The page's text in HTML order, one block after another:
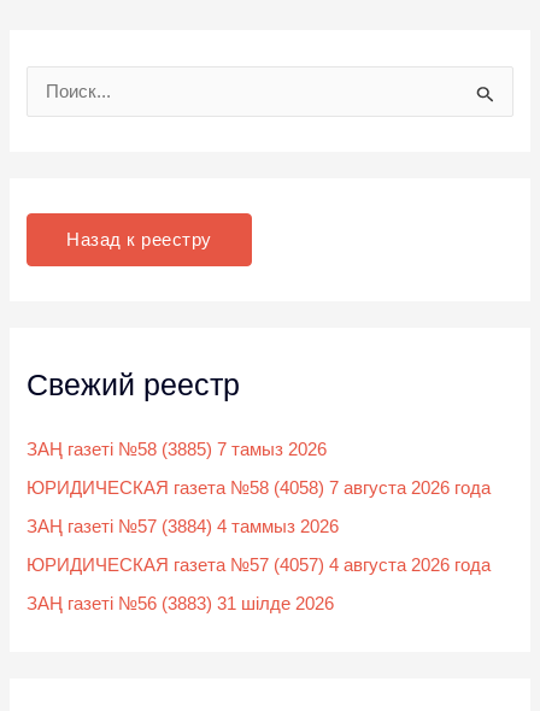
:
Назад к реестру
Свежий реестр
ЗАҢ газеті №58 (3885) 7 тамыз 2026
ЮРИДИЧЕСКАЯ газета №58 (4058) 7 августа 2026 года
ЗАҢ газеті №57 (3884) 4 таммыз 2026
ЮРИДИЧЕСКАЯ газета №57 (4057) 4 августа 2026 года
ЗАҢ газеті №56 (3883) 31 шілде 2026